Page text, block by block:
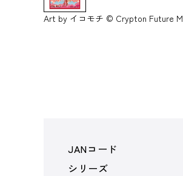
Art by イコモチ © Crypton Future
JANコード
シリーズ